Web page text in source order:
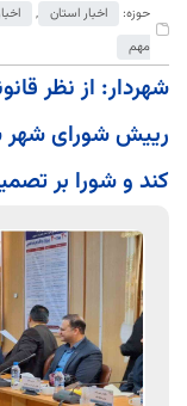
حوزه:
اخبار استان ,
مهم
شهردار: از نظر
رییش شورای شهر
کند و شورا بر